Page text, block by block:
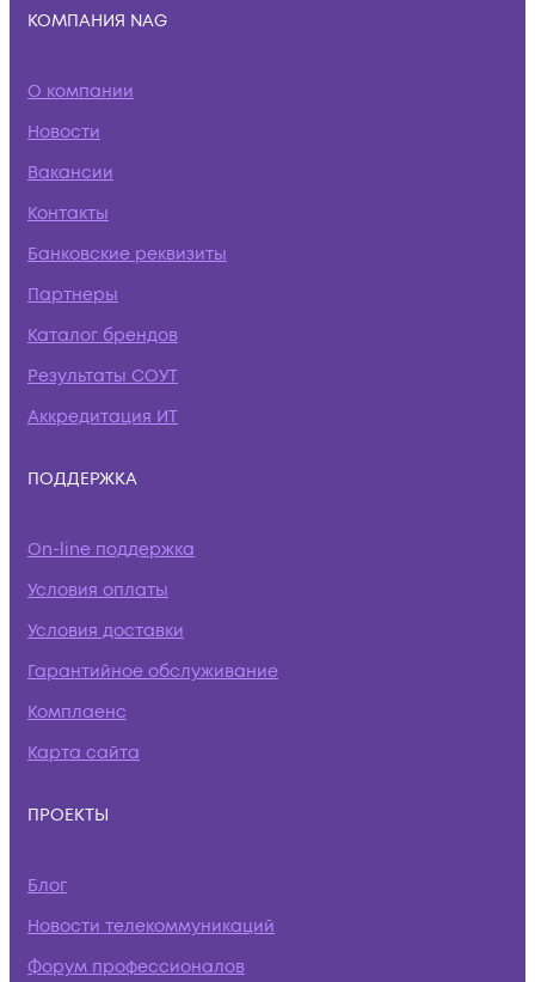
КОМПАНИЯ NAG
О компании
Новости
Вакансии
Контакты
Банковские реквизиты
Партнеры
Каталог брендов
Результаты СОУТ
Аккредитация ИТ
ПОДДЕРЖКА
On-line поддержка
Условия оплаты
Условия доставки
Гарантийное обслуживание
Комплаенс
Карта сайта
ПРОЕКТЫ
Блог
Новости телекоммуникаций
Форум профессионалов